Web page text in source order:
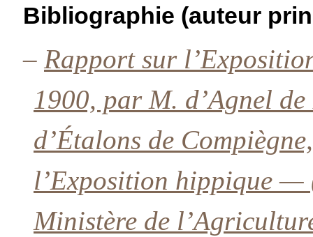
Bibliographie (auteur
– Rapport sur
1900, par M. d’Agnel
d’Étalons de
l’Exposition hippique
Ministère de